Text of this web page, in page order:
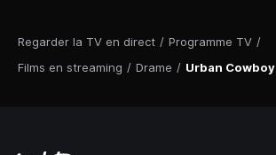
Regarder la TV en direct / Programme TV /
Films en streaming / Drame / Urban Cowboy